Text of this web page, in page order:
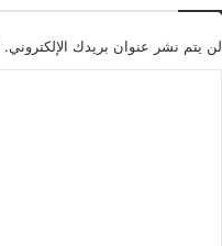
لن يتم نشر عنوان بريدك الإلكتروني.